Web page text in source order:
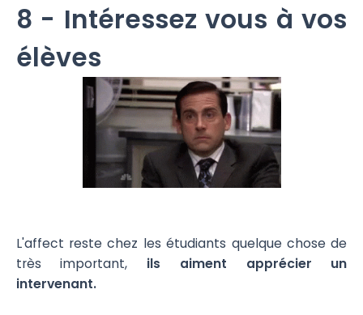
8 - Intéressez vous à vos
élèves
L'affect reste chez les étudiants quelque chose de
très important, ils aiment apprécier un
intervenant.